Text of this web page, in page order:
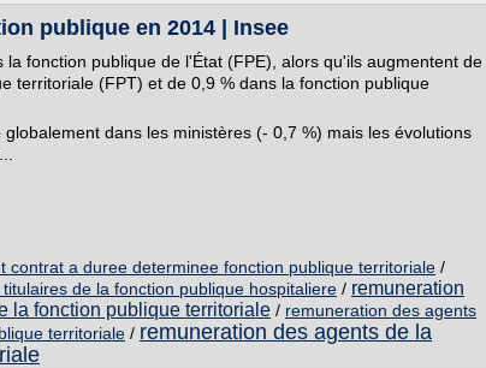
publique en 2014 | Insee
la fonction publique de l'État (FPE), alors qu'ils augmentent de
territoriale (FPT) et de 0,9 % dans la fonction publique
dans les ministères (- 0,7 %) mais les évolutions
contrat a duree determinee fonction publique territoriale /
de la fonction publique hospitaliere / remuneration
la fonction publique territoriale / remuneration des agents
territoriale / remuneration des agents de la